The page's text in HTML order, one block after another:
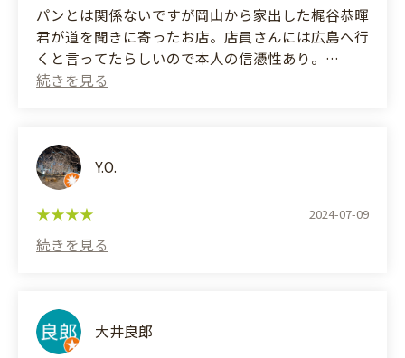
some time ago, and I think it was featured on TV or
something.
They also seem to offer bread-making classes and
custom-made bread.
seasonings, and an apple pie.
"Kōzu" has a great texture and a delicious taste
unlike anything I've ever tasted.
The apple pie, in particular, has an exceptionally
They accept PayPay QR code payments.
パンとは関係ないですが岡山から家出した梶谷恭暉
君が道を聞きに寄ったお店。店員さんには広島へ行
くと言ってたらしいので本人の信憑性あり。
Kyohei Kajitani, who ran away from home in
Okayama, stopped at to ask for directions. He
apparently told the staff he was going to
Hiroshima, so there's some credibility to his story.
Y.O.
2024-07-09
大井良郎